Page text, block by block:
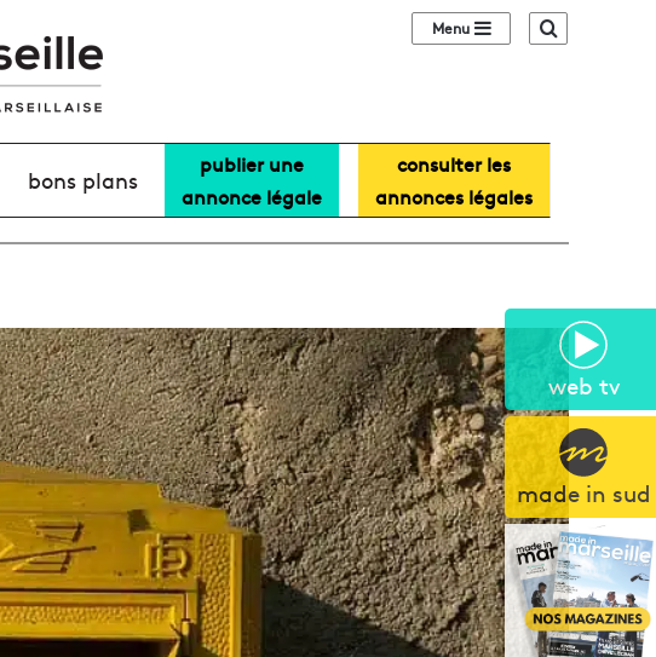
web tv
made in sud
Sidebar (barre
bons plans
publier une
annonce légale
consulter les
annonces légales